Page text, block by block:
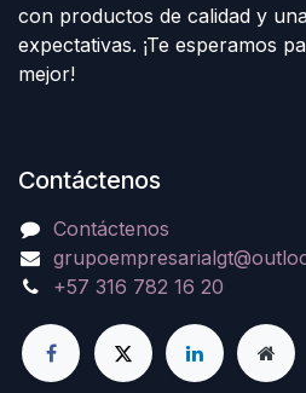
con productos de calidad y
expectativas. ¡Te esperamos
mejor!
Contáctenos
Contáctenos
+57 316 782 16 20